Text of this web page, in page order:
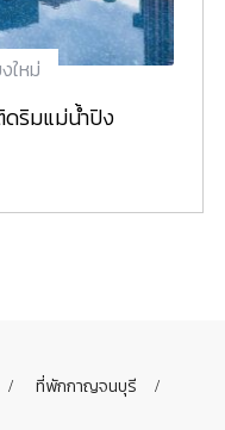
ใหม่
ดริมแม่น้ำปิง
ที่พักกาญจนบุรี